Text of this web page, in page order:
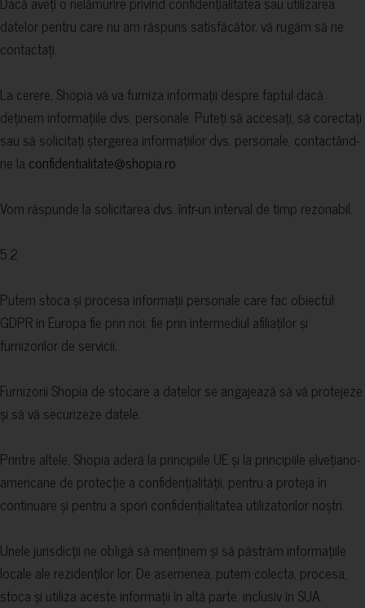
datelor pentru care nu am răspuns satisfăcător, vă rugăm să ne
contactați.
La cerere, Shopia vă va furniza informații despre faptul dacă
deținem informațiile dvs. personale. Puteți să accesați, să corectați
sau să solicitați ștergerea informațiilor dvs. personale, contactând-
ne la confidentialitate@shopia.ro
Vom răspunde la solicitarea dvs. într-un interval de timp rezonabil.
5.2
Putem stoca și procesa informații personale care fac obiectul
GDPR in Europa fie prin noi, fie prin intermediul afiliaților și
furnizorilor de servicii.
Furnizorii Shopia de stocare a datelor se angajează să vă protejeze
și să vă securizeze datele.
Printre altele, Shopia aderă la principiile UE și la principiile elvețiano-
americane de protecție a confidențialității, pentru a proteja în
continuare și pentru a spori confidențialitatea utilizatorilor noștri.
Unele jurisdicții ne obligă să menținem și să păstrăm informațiile
locale ale rezidenților lor. De asemenea, putem colecta, procesa,
stoca și utiliza aceste informații în altă parte, inclusiv în SUA.